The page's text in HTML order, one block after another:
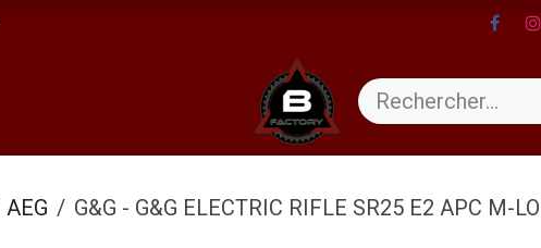
AEG G&G - G&G ELECTRIC RIFLE SR25 E2 APC M-